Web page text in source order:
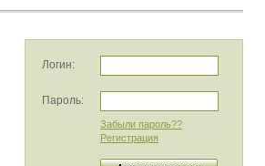
Логин:
Пароль:
Забыли пароль??
Регистрация